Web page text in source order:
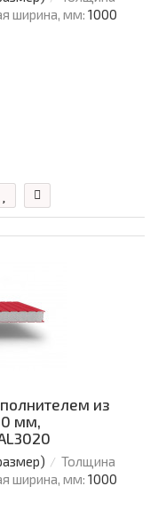
ширина, мм: 1000
из
мм,
Толщина
ширина, мм: 1000